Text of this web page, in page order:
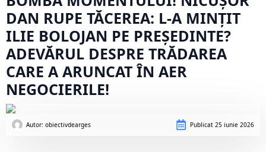
DAN RUPE TĂCEREA: L-A MINȚIT
ILIE BOLOJAN PE PREȘEDINTE?
ADEVĂRUL DESPRE TRĂDAREA
CARE A ARUNCAT ÎN AER
NEGOCIERILE!
Autor: obiectivdearges Publicat 25 iunie 2026